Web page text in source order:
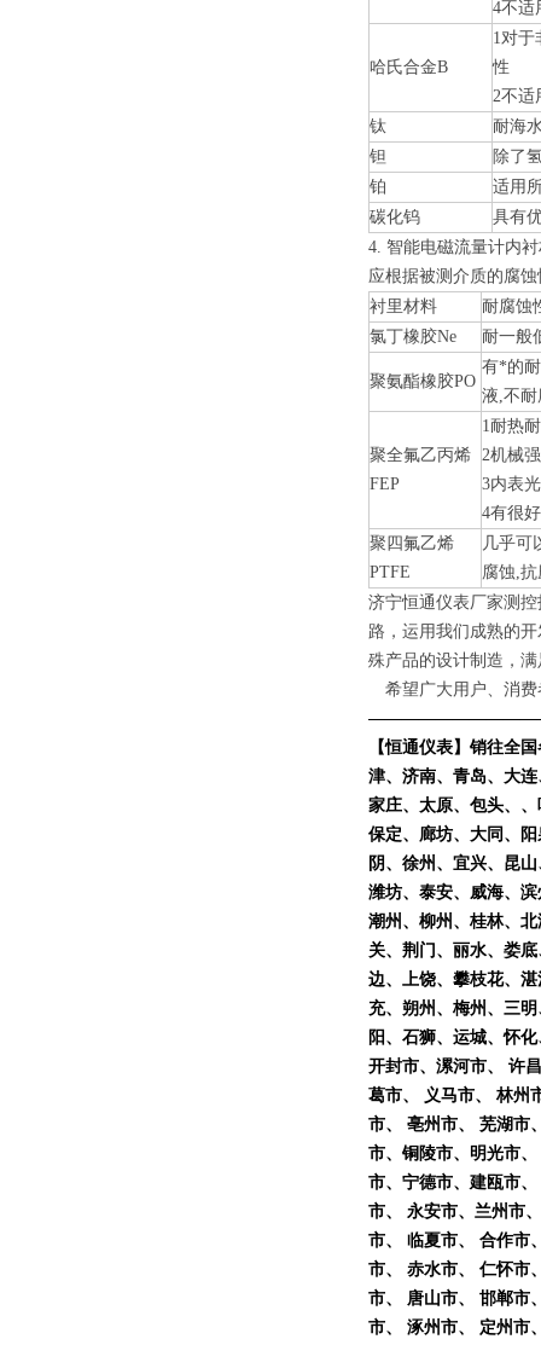
4不适
哈氏合金B
1对于
性
2不适
钛
耐海
钽
除了
铂
适用
碳化钨
具有
4. 智能电磁流量计内
应根据被测介质的腐
衬里材料
耐腐蚀
氯丁橡胶Ne
耐一般
聚氨酯橡胶PO
有*的
液,不耐
聚全氟乙丙烯
FEP
1耐热
2机械
3内表
4有很
聚四氟乙烯
PTFE
几乎可
腐蚀,
济宁恒通仪表厂家测控
路，运用我们成熟的
殊产品的设计制造，
希望广大用户、消费
【恒通仪表】销往全
津、济南、青岛、大
家庄、太原、包头、
保定、廊坊、大同、
阴、徐州、宜兴、昆
潍坊、泰安、威海、
潮州、柳州、桂林、
关、荆门、丽水、娄
边、上饶、攀枝花、
充、朔州、梅州、三
阳、石狮、运城、怀
开封市、漯河市、 许
葛市、 义马市、 林州
市、 亳州市、 芜湖市
市、铜陵市、明光市
市、宁德市、建瓯市
市、 永安市、兰州市
市、 临夏市、 合作市
市、 赤水市、 仁怀市
市、 唐山市、 邯郸市
市、 涿州市、 定州市